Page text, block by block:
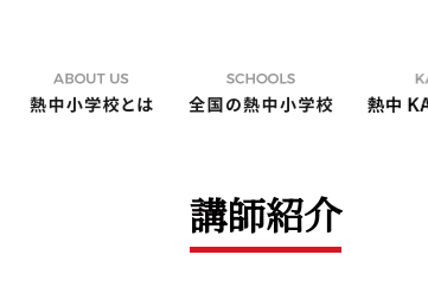
講師紹介